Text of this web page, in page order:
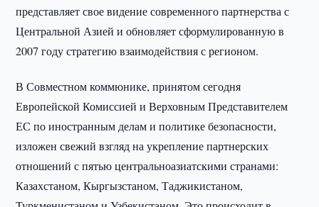
представляет свое видение современного партнерства с
Центральной Азией и обновляет сформулированную в
2007 году стратегию взаимодействия с регионом.
В Совместном коммюнике, принятом сегодня
Европейской Комиссией и Верховным Представителем
ЕС по иностранным делам и политике безопасности,
изложен свежий взгляд на укрепление партнерских
отношений с пятью центральноазиатскими странами:
Казахстаном, Кыргызстаном, Таджикистаном,